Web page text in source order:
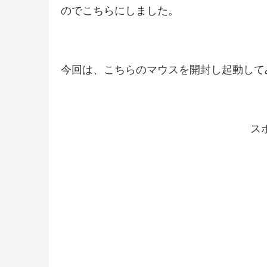
のでこちらにしました。
今回は、こちらのマウスを開封し起動して
ス